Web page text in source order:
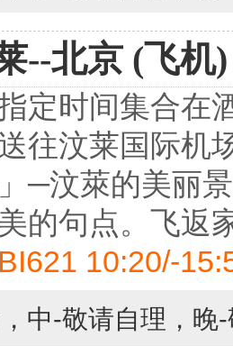
--北京 (飞机)
定时间集合在
往汶莱国际机
」─汶萊的美丽
的句点。飞返
10:20/-
中-敬请自理，晚